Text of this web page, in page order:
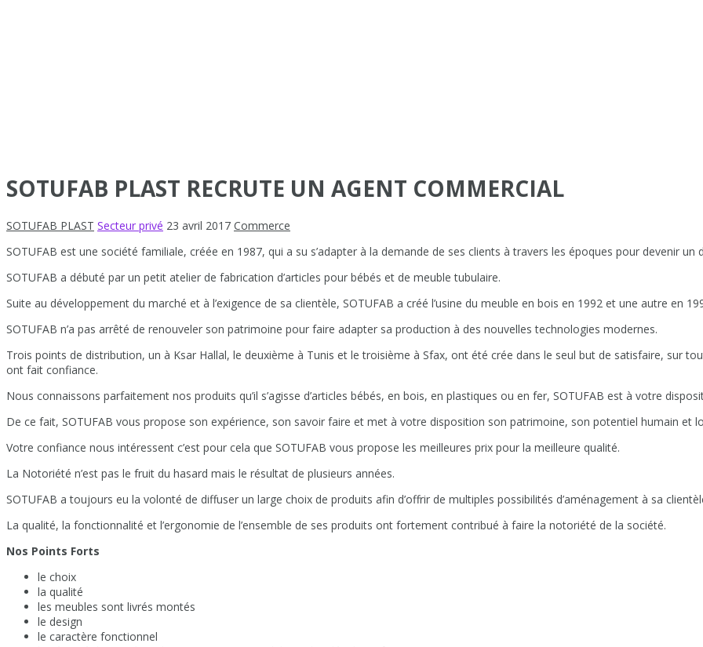
SOTUFAB PLAST RECRUTE UN AGENT COMMERCIAL
SOTUFAB PLAST Secteur privé 23 avril 2017 Commerce
SOTUFAB est une société familiale, créée en 1987, qui a su s’adapter à la demande de ses clients à travers les époques pour devenir un
SOTUFAB a débuté par un petit atelier de fabrication d’articles pour bébés et de meuble tubulaire.
Suite au développement du marché et à l’exigence de sa clientèle, SOTUFAB a créé l’usine du meuble en bois en 1992 et une autre en
SOTUFAB n’a pas arrêté de renouveler son patrimoine pour faire adapter sa production à des nouvelles technologies modernes.
Trois points de distribution, un à Ksar Hallal, le deuxième à Tunis et le troisième à Sfax, ont été crée dans le seul but de satisfaire, sur
ont fait confiance.
Nous connaissons parfaitement nos produits qu’il s’agisse d’articles bébés, en bois, en plastiques ou en fer, SOTUFAB est à votre
De ce fait, SOTUFAB vous propose son expérience, son savoir faire et met à votre disposition son patrimoine, son potentiel humain et
Votre confiance nous intéressent c’est pour cela que SOTUFAB vous propose les meilleures prix pour la meilleure qualité.
La Notoriété n’est pas le fruit du hasard mais le résultat de plusieurs années.
SOTUFAB a toujours eu la volonté de diffuser un large choix de produits afin d’offrir de multiples possibilités d’aménagement à sa
La qualité, la fonctionnalité et l’ergonomie de l’ensemble de ses produits ont fortement contribué à faire la notoriété de la société.
Nos Points Forts
le choix
la qualité
les meubles sont livrés montés
le design
le caractère fonctionnel